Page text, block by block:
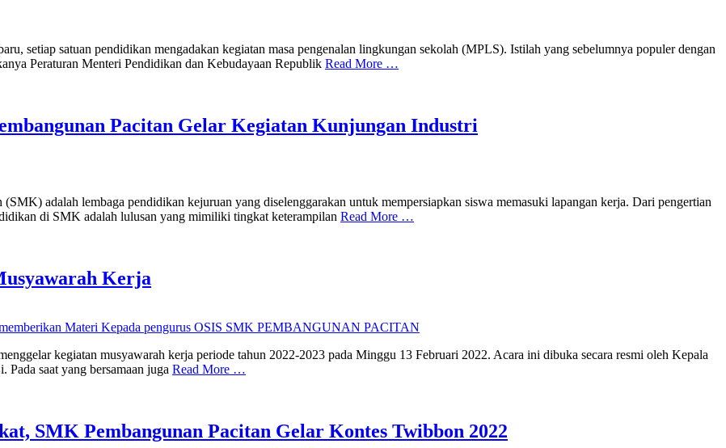
setiap satuan pendidikan mengadakan kegiatan masa pengenalan lingkungan sekolah (MPLS). Istilah yang sebelumnya populer dengan
Peraturan Menteri Pendidikan dan Kebudayaan Republik Read More …
Pacitan Gelar Kegiatan Kunjungan Industri
adalah lembaga pendidikan kejuruan yang diselenggarakan untuk mempersiapkan siswa memasuki lapangan kerja. Dari pengertian
di SMK adalah lulusan yang mimiliki tingkat keterampilan Read More …
Kerja
kegiatan musyawarah kerja periode tahun 2022-2023 pada Minggu 13 Februari 2022. Acara ini dibuka secara resmi oleh Kepala
saat yang bersamaan juga Read More …
SMK Pembangunan Pacitan Gelar Kontes Twibbon 2022